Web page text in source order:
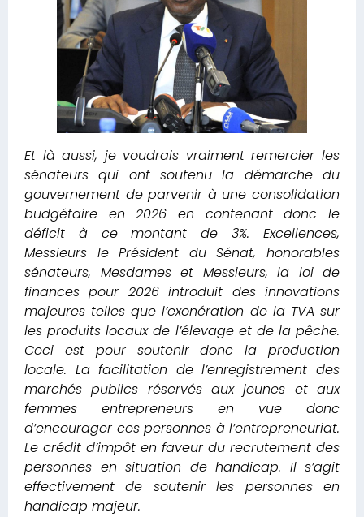
Et là aussi, je voudrais vraiment remercier les
sénateurs qui ont soutenu la démarche du
gouvernement de parvenir à une consolidation
budgétaire en 2026 en contenant donc le
déficit à ce montant de 3%. Excellences,
Messieurs le Président du Sénat, honorables
sénateurs, Mesdames et Messieurs, la loi de
finances pour 2026 introduit des innovations
majeures telles que l’exonération de la TVA sur
les produits locaux de l’élevage et de la pêche.
Ceci est pour soutenir donc la production
locale. La facilitation de l’enregistrement des
marchés publics réservés aux jeunes et aux
femmes entrepreneurs en vue donc
d’encourager ces personnes à l’entrepreneuriat.
Le crédit d’impôt en faveur du recrutement des
personnes en situation de handicap. Il s’agit
effectivement de soutenir les personnes en
handicap majeur.